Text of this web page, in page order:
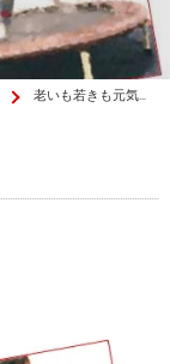
老いも若きも元気に運動！